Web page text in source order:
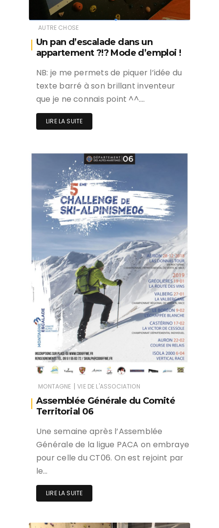
AUTRE CHOSE
Un pan d’escalade dans un
appartement ?!? Mode d’emploi !
NB: je me permets de piquer l’idée du
texte barré à son brillant inventeur
que je ne connais point ^^….
LIRE LA SUITE
MONTAGNE | VIE DE L'ASSOCIATION
Assemblée Générale du Comité
Territorial 06
Une semaine après l’Assemblée
Générale de la ligue PACA on embraye
pour celle du CT06. On est rejoint par
le…
LIRE LA SUITE